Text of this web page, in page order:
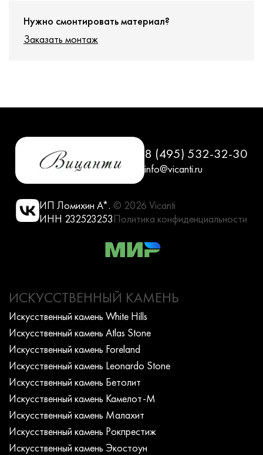
Нужно смонтировать материал?
Заказать монтаж
8 (495) 532-32-30
info@vicanti.ru
ИП Ломихин А*.
ИНН 232523253
© 2026 Vicanti
Политика конфиденциальности
ИСКУССТВЕННЫЙ КАМЕНЬ
Искусcтвенный камень White Hills
Искусcтвенный камень Atlas Stone
Искусcтвенный камень Foreland
Искусcтвенный камень Leonardo Stone
Искусcтвенный камень Бетолит
Искусcтвенный камень Камелот-М
Искусcтвенный камень Малахит
Искусcтвенный камень Рокпрестиж
Искусcтвенный камень Экостоун